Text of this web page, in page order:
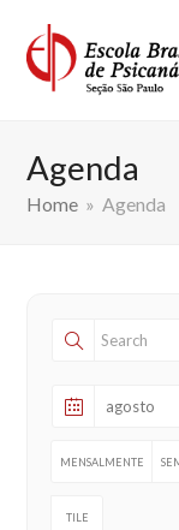
Agenda
Home » Agenda
MENSALMENTE
TILE